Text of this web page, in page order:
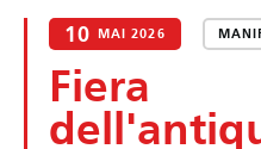
10 MAI 2026
Fiera